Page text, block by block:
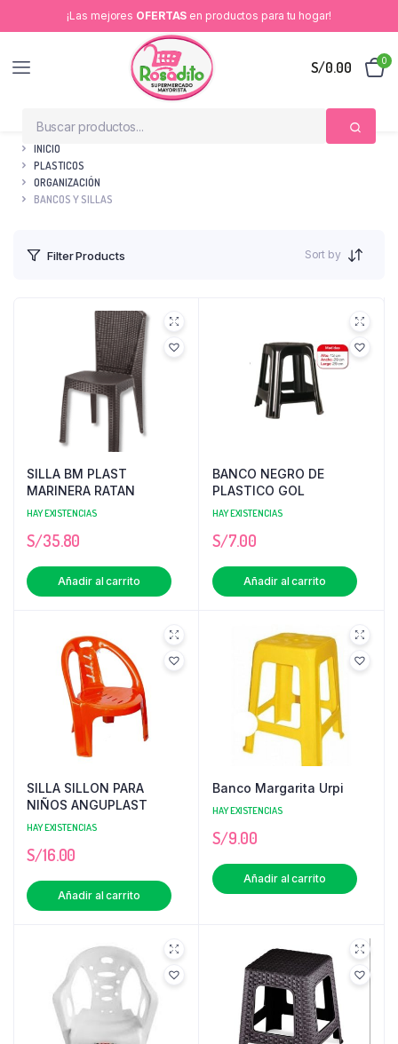
¡Las mejores OFERTAS en productos para tu hogar!
S/0.00 0
INICIO
PLASTICOS
ORGANIZACIÓN
BANCOS Y SILLAS
Filter Products Sort by
SILLA BM PLAST
MARINERA RATAN
HAY EXISTENCIAS
S/35.80
Añadir al carrito
BANCO NEGRO DE
PLASTICO GOL
HAY EXISTENCIAS
S/7.00
Añadir al carrito
SILLA SILLON PARA
NIÑOS ANGUPLAST
HAY EXISTENCIAS
S/16.00
Añadir al carrito
Banco Margarita Urpi
HAY EXISTENCIAS
S/9.00
Añadir al carrito